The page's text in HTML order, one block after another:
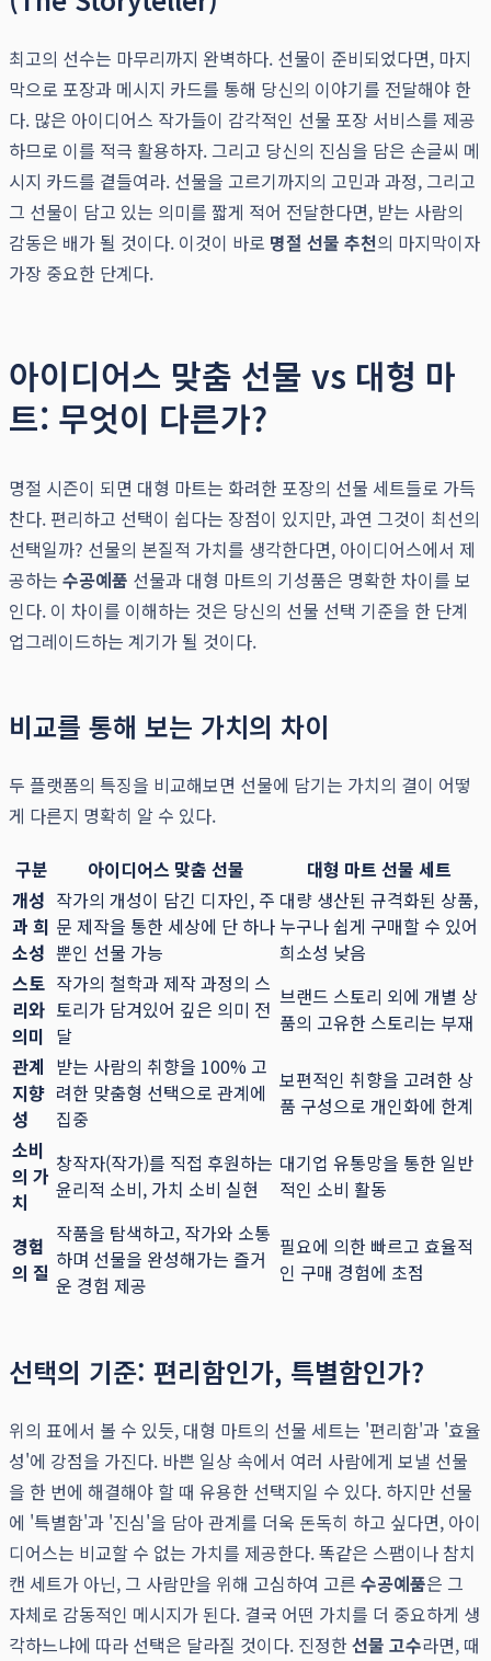
최고의 선수는 마무리까지 완벽하다. 선물이 준비되었다면, 마지
막으로 포장과 메시지 카드를 통해 당신의 이야기를 전달해야 한
다. 많은 아이디어스 작가들이 감각적인 선물 포장 서비스를 제공
하므로 이를 적극 활용하자. 그리고 당신의 진심을 담은 손글씨 메
시지 카드를 곁들여라. 선물을 고르기까지의 고민과 과정, 그리고
그 선물이 담고 있는 의미를 짧게 적어 전달한다면, 받는 사람의
감동은 배가 될 것이다. 이것이 바로 명절 선물 추천의 마지막이자
가장 중요한 단계다.
아이디어스 맞춤 선물 vs 대형 마
트: 무엇이 다른가?
명절 시즌이 되면 대형 마트는 화려한 포장의 선물 세트들로 가득
찬다. 편리하고 선택이 쉽다는 장점이 있지만, 과연 그것이 최선의
선택일까? 선물의 본질적 가치를 생각한다면, 아이디어스에서 제
공하는 수공예품 선물과 대형 마트의 기성품은 명확한 차이를 보
인다. 이 차이를 이해하는 것은 당신의 선물 선택 기준을 한 단계
업그레이드하는 계기가 될 것이다.
비교를 통해 보는 가치의 차이
두 플랫폼의 특징을 비교해보면 선물에 담기는 가치의 결이 어떻
게 다른지 명확히 알 수 있다.
구분 아이디어스 맞춤 선물
대형 마트 선물 세트
개성
과 희
소성
작가의 개성이 담긴 디자인, 주
문 제작을 통한 세상에 단 하나
뿐인 선물 가능
대량 생산된 규격화된 상품,
누구나 쉽게 구매할 수 있어
희소성 낮음
스토
리와
의미
작가의 철학과 제작 과정의 스
토리가 담겨있어 깊은 의미 전
달
브랜드 스토리 외에 개별 상
품의 고유한 스토리는 부재
관계
지향
성
받는 사람의 취향을 100% 고
려한 맞춤형 선택으로 관계에
집중
보편적인 취향을 고려한 상
품 구성으로 개인화에 한계
소비
의 가
치
창작자(작가)를 직접 후원하는
윤리적 소비, 가치 소비 실현
대기업 유통망을 통한 일반
적인 소비 활동
경험
의 질
작품을 탐색하고, 작가와 소통
하며 선물을 완성해가는 즐거
운 경험 제공
필요에 의한 빠르고 효율적
인 구매 경험에 초점
선택의 기준: 편리함인가, 특별함인가?
위의 표에서 볼 수 있듯, 대형 마트의 선물 세트는 '편리함'과 '효율
성'에 강점을 가진다. 바쁜 일상 속에서 여러 사람에게 보낼 선물
을 한 번에 해결해야 할 때 유용한 선택지일 수 있다. 하지만 선물
에 '특별함'과 '진심'을 담아 관계를 더욱 돈독히 하고 싶다면, 아이
디어스는 비교할 수 없는 가치를 제공한다. 똑같은 스팸이나 참치
캔 세트가 아닌, 그 사람만을 위해 고심하여 고른 수공예품은 그
자체로 감동적인 메시지가 된다. 결국 어떤 가치를 더 중요하게 생
각하느냐에 따라 선택은 달라질 것이다. 진정한선물 고수라면, 때